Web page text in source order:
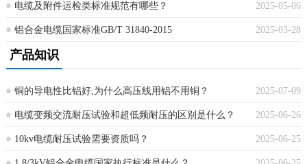
2025-05-06
电缆及附件运检类标准规范有哪些？
2025-03-28
铝合金电缆国家标准GB/T 31840-2015
产品知识
2025-07-09
铜的导电性比铝好,为什么高压线用铝不用铜？
2025-06-26
电缆变频交流耐压试验和超低频耐压的区别是什么？
2025-06-25
10kv电缆耐压试验需要资质吗？